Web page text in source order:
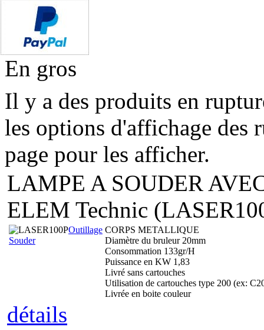
En gros
Il y a des produits en
les options d'affichage des
page pour les afficher.
LAMPE A SOUDER
ELEM Technic
Outillage
Souder
CORPS METALLIQUE
Diamètre du bruleur 20mm
Consommation 133gr/H
Puissance en KW 1,83
Livré sans cartouches
Utilisation de cartouches type 200 (ex:
Livrée en boite couleur
détails